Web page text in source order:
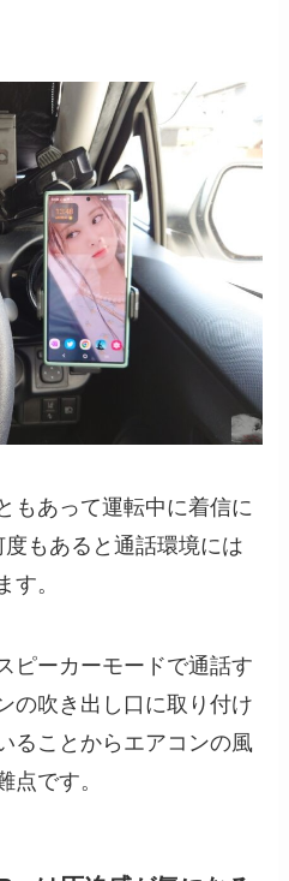
もあって運転中に着信に
もあると通話環境には
す。
ピーカーモードで通話す
の吹き出し口に取り付け
ることからエアコンの風
点です。